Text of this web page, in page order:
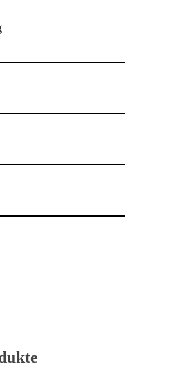
HWAM
Pelletöfen
Palazzetti
Aktionen